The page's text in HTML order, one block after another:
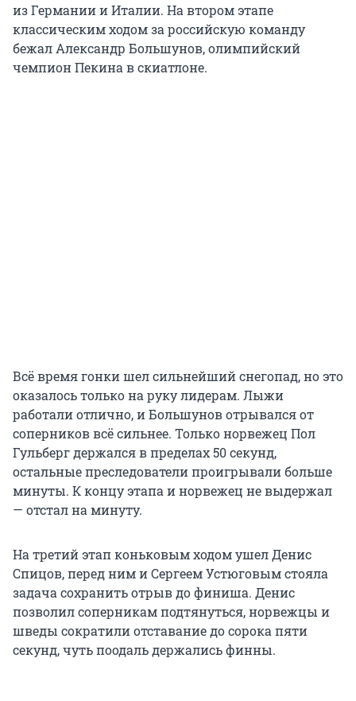
из Германии и Италии. На втором этапе
классическим ходом за российскую команду
бежал Александр Большунов, олимпийский
чемпион Пекина в скиатлоне.
Всё время гонки шел сильнейший снегопад, но это
оказалось только на руку лидерам. Лыжи
работали отлично, и Большунов отрывался от
соперников всё сильнее. Только норвежец Пол
Гульберг держался в пределах 50 секунд,
остальные преследователи проигрывали больше
минуты. К концу этапа и норвежец не выдержал
— отстал на минуту.
На третий этап коньковым ходом ушел Денис
Спицов, перед ним и Сергеем Устюговым стояла
задача сохранить отрыв до финиша. Денис
позволил соперникам подтянуться, норвежцы и
шведы сократили отставание до сорока пяти
секунд, чуть поодаль держались финны.